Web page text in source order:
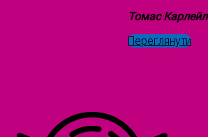
Томас
Переглянути